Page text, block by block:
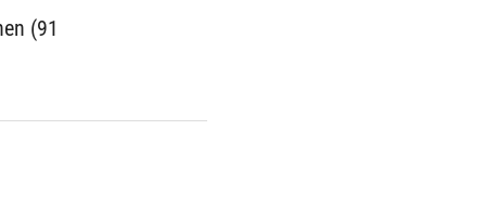
(91